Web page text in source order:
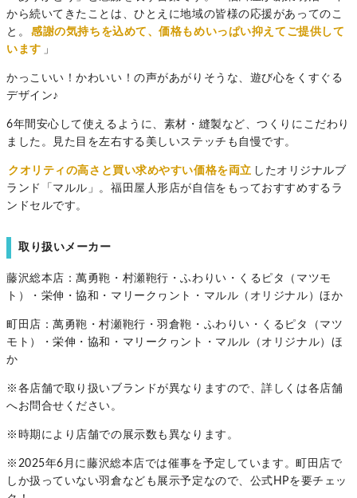
から続いてきたことは、ひとえに地域の皆様の応援があってのこ
と。
感謝の気持ちを込めて、価格もめいっぱい抑えてご提供して
います 」
かっこいい！かわいい！の声があがりそうな、遊び心をくすぐる
デザイン♪
6年間安心して使えるように、素材・縫製など、つくりにこだわり
ました。見た目を左右する美しいステッチも自慢です。
クオリティの高さと買い求めやすい価格を両立 したオリジナルブ
ランド「マルル」。福田屋人形店が自信をもっておすすめするラ
ンドセルです。
取り扱いメーカー
藤沢総本店：萬勇鞄・村瀬鞄行・ふわりい・くるピタ（マツモ
ト）・栄伸・協和・マリークヮント・マルル（オリジナル）ほか
町田店：萬勇鞄・村瀬鞄行・羽倉鞄・ふわりい・くるピタ（マツ
モト）・栄伸・協和・マリークヮント・マルル（オリジナル）ほ
か
※各店舗で取り扱いブランドが異なりますので、詳しくは各店舗
へお問合せください。
※時期により店舗での展示数も異なります。
※2025年6月に藤沢総本店では催事を予定しています。町田店で
しか扱っていない羽倉なども展示予定なので、公式HPを要チェッ